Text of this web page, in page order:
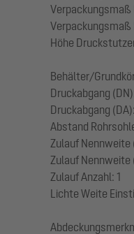
Verpackungsmaß
Höhe
Behälter/
Druckabgang
Druckabgang
Abstand
Zulauf Nennweite
Zulauf Nennweite
Zulauf Anzahl: 1
Lichte Weite